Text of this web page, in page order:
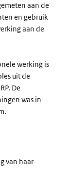
aan de
en gebruik
aan de
werking is
uit de
De
was in
van haar